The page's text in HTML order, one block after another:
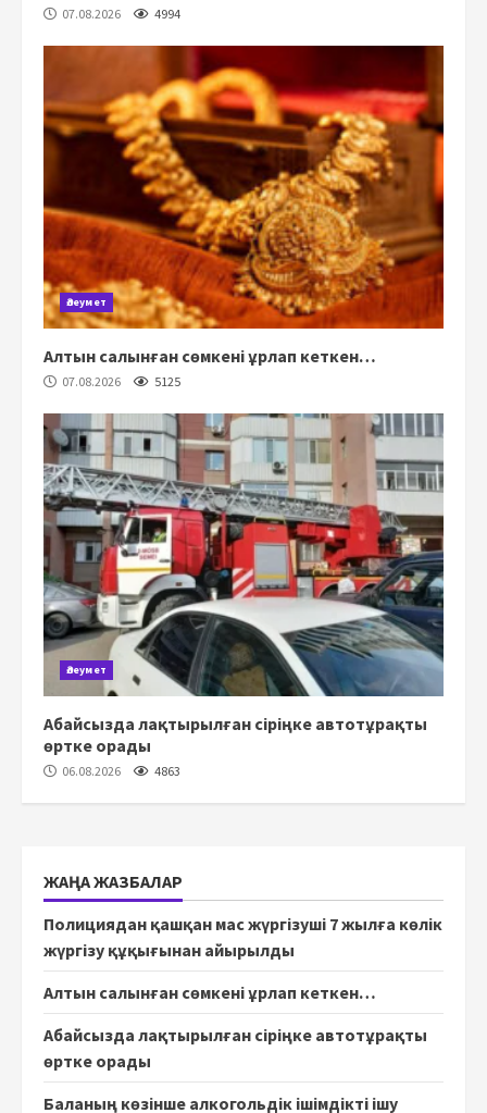
07.08.2026 4994
Әлеумет
Алтын салынған сөмкені ұрлап кеткен…
07.08.2026 5125
Әлеумет
Абайсызда лақтырылған сіріңке автотұрақты
өртке орады
06.08.2026 4863
ЖАҢА ЖАЗБАЛАР
Полициядан қашқан мас жүргізуші 7 жылға көлік
жүргізу құқығынан айырылды
Алтын салынған сөмкені ұрлап кеткен…
Абайсызда лақтырылған сіріңке автотұрақты
өртке орады
Баланың көзінше алкогольдік ішімдікті ішу